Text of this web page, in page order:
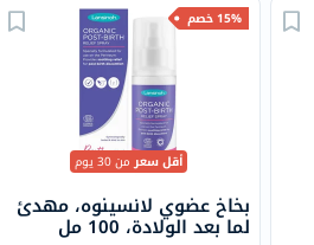
15% خصم
أقل سعرمن 30 يوم
بخاخ عضوي لانسينوه، مهدئ
لما بعد الولادة، 100 مل